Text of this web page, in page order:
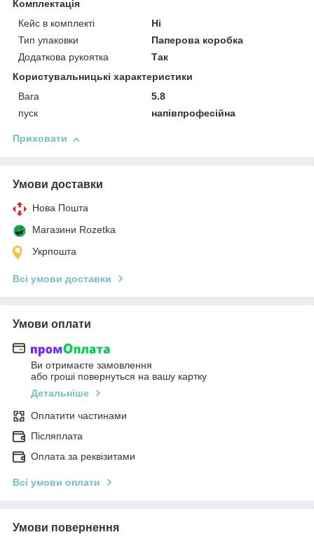
Комплектація
Кейс в комплекті
Ні
Тип упаковки
Паперова коробка
Додаткова рукоятка
Так
Користувальницькі характеристики
Вага
5.8
пуск
напівпрофесійна
Приховати
Умови доставки
Нова Пошта
Магазини Rozetka
Укрпошта
Всі умови доставки
Умови оплати
Ви отримаєте замовлення
або гроші повернуться на вашу картку
Детальніше
Оплатити частинами
Післяплата
Оплата за реквізитами
Всі умови оплати
Умови повернення